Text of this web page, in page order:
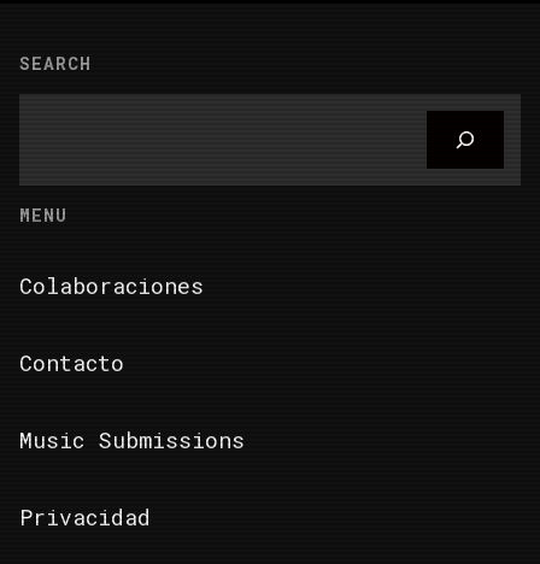
SEARCH
MENU
Colaboraciones
Contacto
Music Submissions
Privacidad